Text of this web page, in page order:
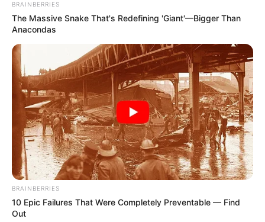
The Most Surprising Things About FIFA World Cup
2026
BRAINBERRIES
BRAINBERRIES
The Massive Snake That's Redefining 'Giant'—Bigger Than
Anacondas
BRAINBERRIES
10 Epic Failures That Were Completely Preventable — Find
Out